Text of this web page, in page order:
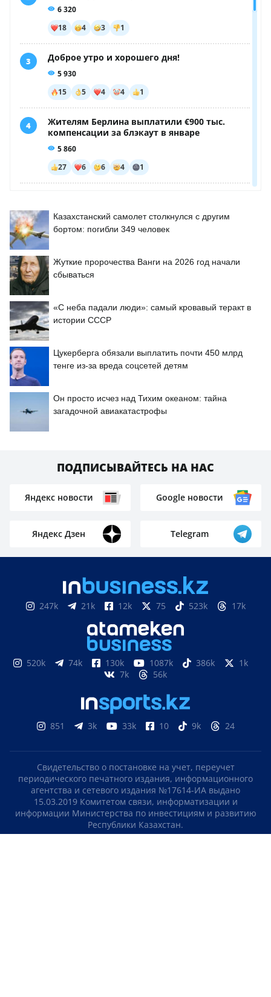
Казахстанский самолет столкнулся с другим
бортом: погибли 349 человек
Жуткие пророчества Ванги на 2026 год начали
сбываться
«С неба падали люди»: самый кровавый теракт в
истории СССР
Цукерберга обязали выплатить почти 450 млрд
тенге из-за вреда соцсетей детям
Он просто исчез над Тихим океаном: тайна
загадочной авиакатастрофы
ПОДПИСЫВАЙТЕСЬ НА НАС
Яндекс новости Google новости
Яндекс Дзен Telegram
247k 21k 12k 75 523k 17k
520k 74k 130k 1087k 386k
1k
7k
56k
851 3k 33k 10 9k 24
Свидетельство о постановке на учет, переучет
периодического печатного издания, информационного
агентства и сетевого издания №17614-ИА выдано
15.03.2019 Комитетом связи, информатизации и
информации Министерства по инвестициям и развитию
Республики Казахстан.